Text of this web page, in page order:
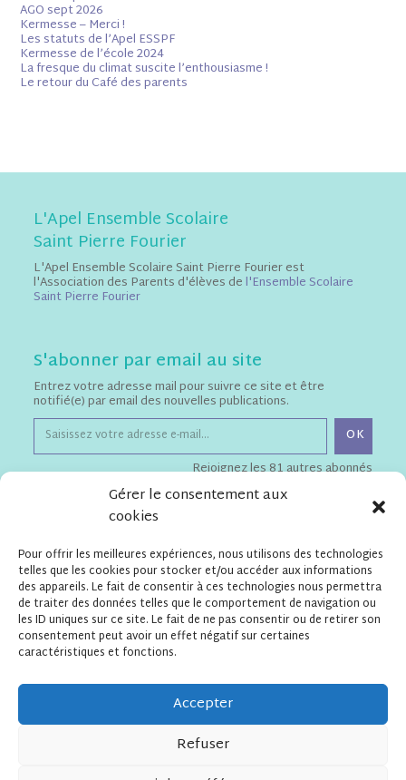
Gérer le consentement aux
cookies
Pour offrir les meilleures expériences, nous utilisons des technologies
telles que les cookies pour stocker et/ou accéder aux informations
des appareils. Le fait de consentir à ces technologies nous permettra
de traiter des données telles que le comportement de navigation ou
les ID uniques sur ce site. Le fait de ne pas consentir ou de retirer son
consentement peut avoir un effet négatif sur certaines
caractéristiques et fonctions.
Accepter
Refuser
AGO sept 2026
Kermesse – Merci !
Les statuts de l’Apel ESSPF
Kermesse de l’école 2024
La fresque du climat suscite l’enthousiasme !
Le retour du Café des parents
L'Apel Ensemble Scolaire
Saint Pierre Fourier
L'Apel Ensemble Scolaire Saint Pierre Fourier est
l'Association des Parents d'élèves de l'Ensemble Scolaire
Saint Pierre Fourier
S'abonner par email au site
Entrez votre adresse mail pour suivre ce site et être
notifié(e) par email des nouvelles publications.
OK
Rejoignez les 81 autres abonnés
Téléchargements
Flyer de présentation de l'Apel
Statuts de l'Apel ESSPF
Contact
Saint Pierre Fourier
13 rue de Prague – 75012 Paris
secretariatapelesspf@gmail.com